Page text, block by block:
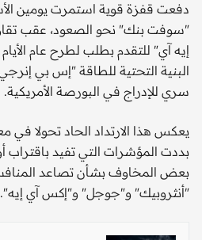
دفعت قفزة قوية استمرت يومين
"سوفت بنك" نحو الصعود، عقب
إيه آي" للتقدم بطلب لطرح عام
البنية التحتية للطاقة "إس بي
سري للإدراج في البورصة الأمريكية.
يعكس هذا الارتداد الحاد تحولا في
بددت المؤشرات التي تفيد باقتراب
بعض المخاوف بشأن تصاعد
"أنثروبيك" و"جوجل" و"إكس آي إيه".